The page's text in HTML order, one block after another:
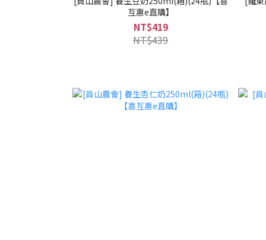
互惠e直購】
NT$419
NT$439